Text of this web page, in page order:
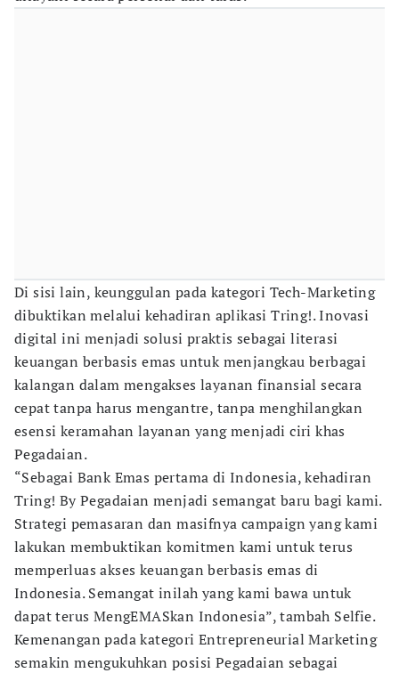
Di sisi lain, keunggulan pada kategori Tech-Marketing
dibuktikan melalui kehadiran aplikasi Tring!. Inovasi
digital ini menjadi solusi praktis sebagai literasi
keuangan berbasis emas untuk menjangkau berbagai
kalangan dalam mengakses layanan finansial secara
cepat tanpa harus mengantre, tanpa menghilangkan
esensi keramahan layanan yang menjadi ciri khas
Pegadaian.
“Sebagai Bank Emas pertama di Indonesia, kehadiran
Tring! By Pegadaian menjadi semangat baru bagi kami.
Strategi pemasaran dan masifnya campaign yang kami
lakukan membuktikan komitmen kami untuk terus
memperluas akses keuangan berbasis emas di
Indonesia. Semangat inilah yang kami bawa untuk
dapat terus MengEMASkan Indonesia”, tambah Selfie.
Kemenangan pada kategori Entrepreneurial Marketing
semakin mengukuhkan posisi Pegadaian sebagai